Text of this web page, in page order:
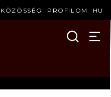
KÖZÖSSÉG PROFILOM HU